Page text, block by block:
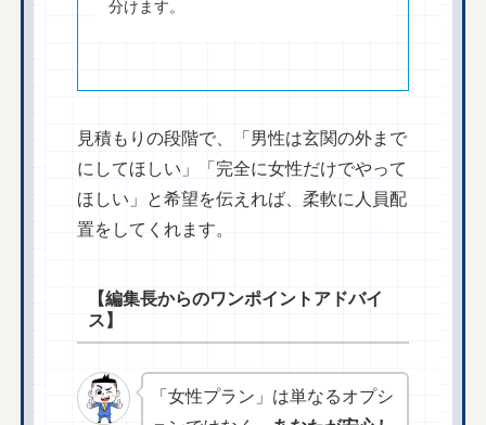
分けます。
見積もりの段階で、「男性は玄関の外まで
にしてほしい」「完全に女性だけでやって
ほしい」と希望を伝えれば、柔軟に人員配
置をしてくれます。
【編集長からのワンポイントアドバイ
ス】
「女性プラン」は単なるオプシ